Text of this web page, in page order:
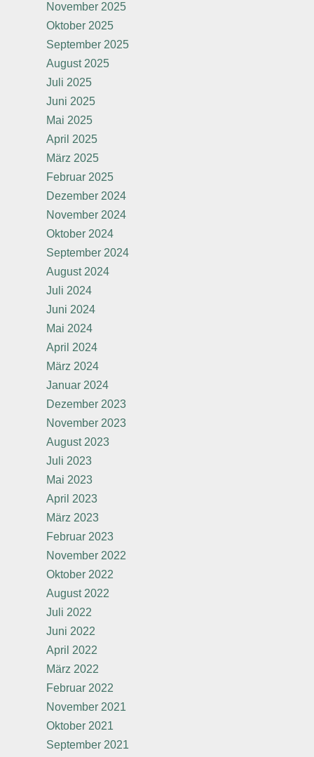
November 2025
Oktober 2025
September 2025
August 2025
Juli 2025
Juni 2025
Mai 2025
April 2025
März 2025
Februar 2025
Dezember 2024
November 2024
Oktober 2024
September 2024
August 2024
Juli 2024
Juni 2024
Mai 2024
April 2024
März 2024
Januar 2024
Dezember 2023
November 2023
August 2023
Juli 2023
Mai 2023
April 2023
März 2023
Februar 2023
November 2022
Oktober 2022
August 2022
Juli 2022
Juni 2022
April 2022
März 2022
Februar 2022
November 2021
Oktober 2021
September 2021